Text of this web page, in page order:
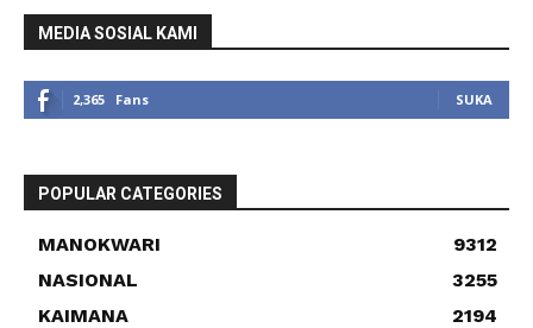
MEDIA SOSIAL KAMI
2,365 Fans SUKA
POPULAR CATEGORIES
MANOKWARI
9312
NASIONAL
3255
KAIMANA
2194